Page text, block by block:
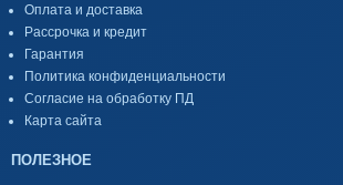
Оплата и доставка
Рассрочка и кредит
Гарантия
Политика конфиденциальности
Согласие на обработку ПД
Карта сайта
ПОЛЕЗНОЕ